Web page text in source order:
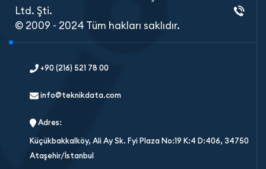
Ltd. Şti.
© 2009 - 2024 Tüm hakları saklıdır.
+90 (216) 521 78 00
info@teknikdata.com
Adres:
Küçükbakkalköy, Ali Ay Sk. Fyi Plaza No:19 K:4 D:406, 34750
Ataşehir/İstanbul